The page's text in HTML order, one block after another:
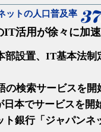
ットの人口普及率
IT活用が徐々に加速
部設置、IT基本法制
の検索サービスを開
日本でサービスを開
ト銀行「ジャパンネ